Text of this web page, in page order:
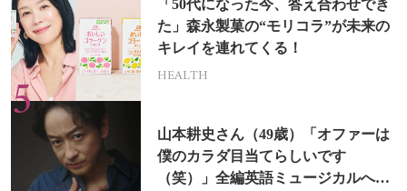
「50代になった今、答え合わせでき
た」森永製菓の“モリコラ”が未来の
キレイを連れてくる！
HEALTH
山本耕史さん（49歳）「オファーは
僕のカラダ目当てらしいです
（笑）」全編英語ミュージカルへの